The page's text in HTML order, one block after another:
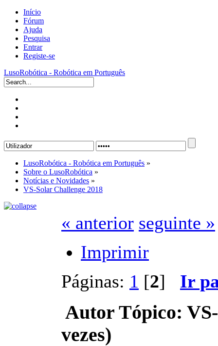
Início
Fórum
Ajuda
Pesquisa
Entrar
Registe-se
LusoRobótica - Robótica em Português
LusoRobótica - Robótica em Português »
Sobre o LusoRobótica »
Notícias e Novidades »
VS-Solar Challenge 2018
« anterior seguinte »
Imprimir
Páginas: 1 [2] Ir
Autor Tópico:
vezes)